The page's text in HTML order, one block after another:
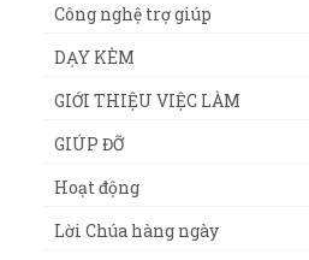
Công nghệ trợ giúp
DẠY KÈM
GIỚI THIỆU VIỆC LÀM
GIÚP ĐỠ
Hoạt động
Lời Chúa hàng ngày